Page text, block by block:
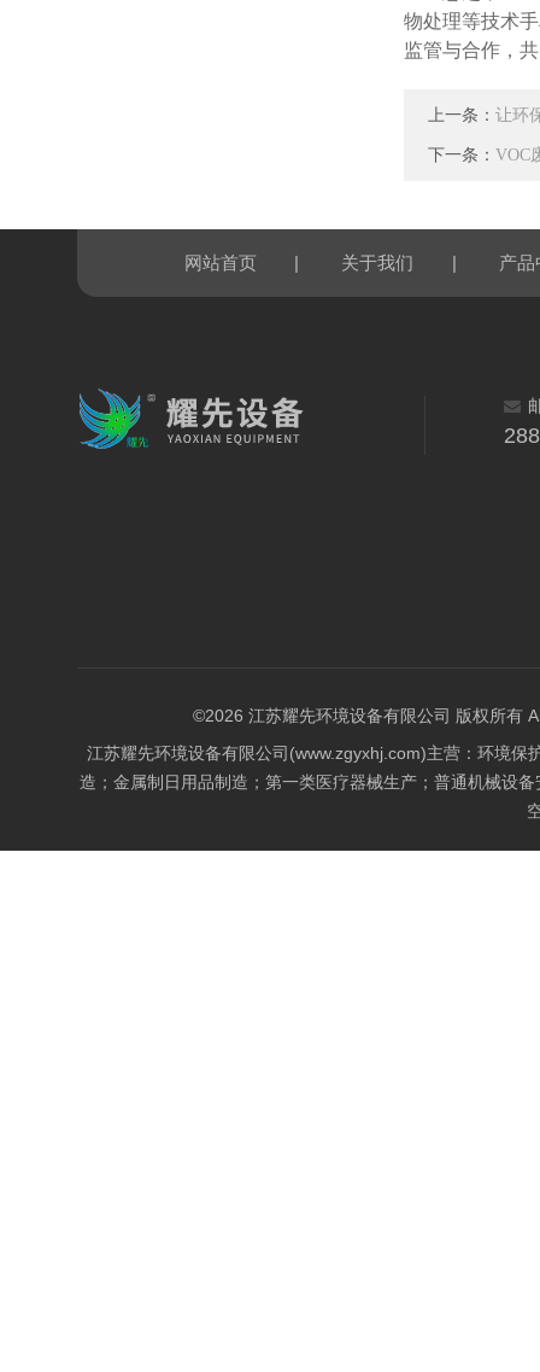
物处理等技术
监管与合作，
上一条： 让环
下一条： VOC
网站首页 | 关于我们 | 产品
©2026 江苏耀先环境设备有限公司 版权所有
江苏耀先环境设备有限公司(www.zgyxhj.com)主营：环境
造；金属制日用品制造；第一类医疗器械生产；普通机械设